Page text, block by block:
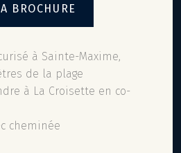
BROCHURE
à Sainte-Maxime,
de la plage
à La Croisette en co-
cheminée